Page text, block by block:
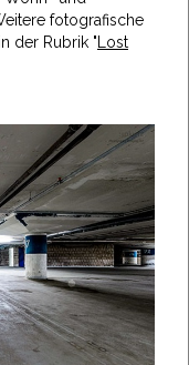
fotografische
der Rubrik " Lost